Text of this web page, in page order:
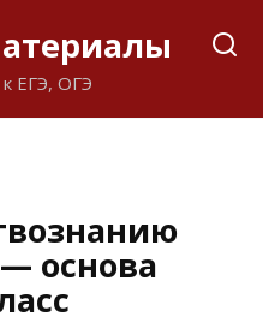
ЕГЭ, ОГЭ
основа